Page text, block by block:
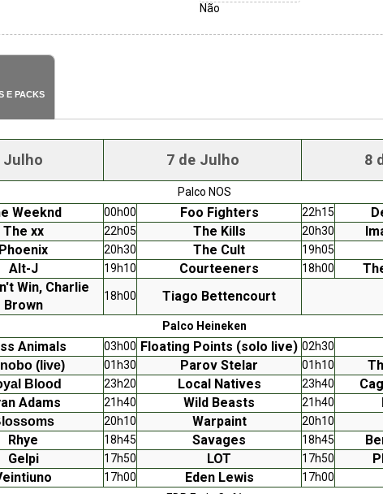
Não
E PACKS
Julho 7 de Julho 8
Palco NOS
Weeknd 00h00 Foo Fighters 22h15
The xx 22h05 The Kills 20h30
Phoenix 20h30 The Cult 19h05
Alt-J 19h10 Courteeners 18h00
Win, Charlie
Brown
18h00 Tiago Bettencourt
Palco Heineken
Animals 03h00 Floating Points (solo live) 02h30
(live) 01h30 Parov Stelar 01h10
Blood 23h20 Local Natives 23h40
Adams 21h40 Wild Beasts 21h40
20h10 Warpaint 20h10
Rhye 18h45 Savages 18h45
Gelpi 17h50 LOT 17h50
17h00 Eden Lewis 17h00